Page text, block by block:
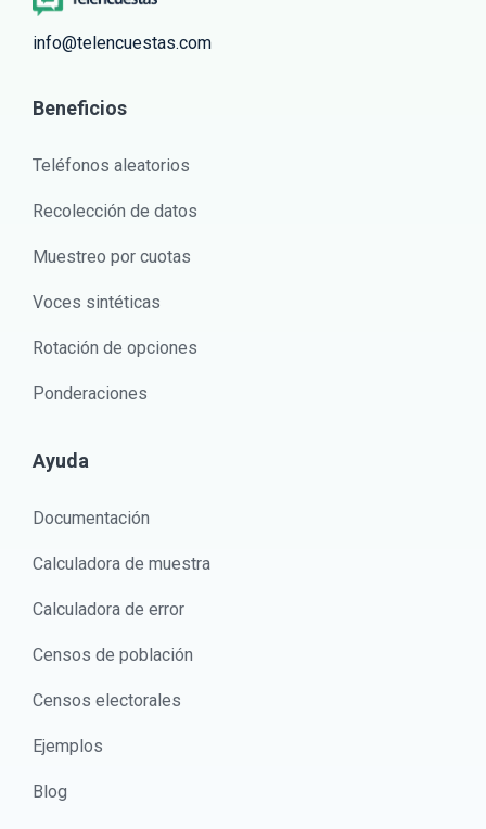
info@telencuestas.com
Beneficios
Teléfonos aleatorios
Recolección de datos
Muestreo por cuotas
Voces sintéticas
Rotación de opciones
Ponderaciones
Ayuda
Documentación
Calculadora de muestra
Calculadora de error
Censos de población
Censos electorales
Ejemplos
Blog